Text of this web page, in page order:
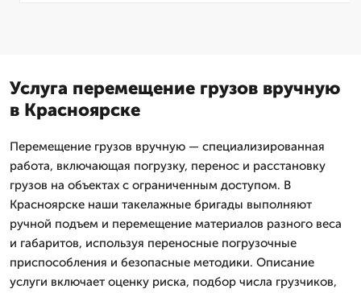
Услуга перемещение грузов вручную
в Красноярске
Перемещение грузов вручную — специализированная
работа, включающая погрузку, перенос и расстановку
грузов на объектах с ограниченным доступом. В
Красноярске наши такелажные бригады выполняют
ручной подъем и перемещение материалов разного веса
и габаритов, используя переносные погрузочные
приспособления и безопасные методики. Описание
услуги включает оценку риска, подбор числа грузчиков,